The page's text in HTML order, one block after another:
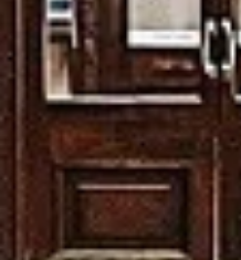
بین سهامداران در شرکت‌های
غیرمنقول؛ پایان دوران قولنامه